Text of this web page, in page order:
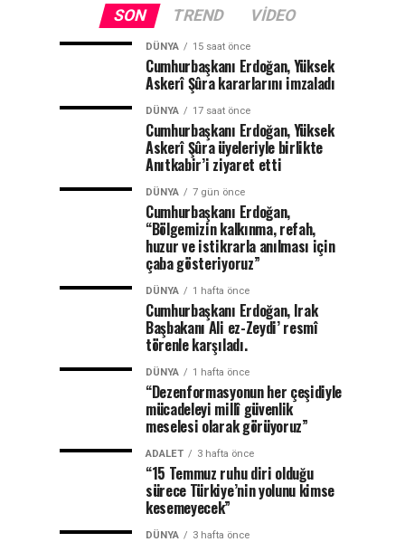
SON TREND VIDEO
DÜNYA 15 saat önce
Cumhurbaşkanı Erdoğan, Yüksek
Askerî Şûra kararlarını imzaladı
DÜNYA 17 saat önce
Cumhurbaşkanı Erdoğan, Yüksek
Askerî Şûra üyeleriyle birlikte
Anıtkabir’i ziyaret etti
DÜNYA 7 gün önce
Cumhurbaşkanı Erdoğan,
“Bölgemizin kalkınma, refah,
huzur ve istikrarla anılması için
çaba gösteriyoruz”
DÜNYA 1 hafta önce
Cumhurbaşkanı Erdoğan, Irak
Başbakanı Ali ez-Zeydi’ resmî
törenle karşıladı.
DÜNYA 1 hafta önce
“Dezenformasyonun her çeşidiyle
mücadeleyi millî güvenlik
meselesi olarak görüyoruz”
ADALET 3 hafta önce
“15 Temmuz ruhu diri olduğu
sürece Türkiye’nin yolunu kimse
kesemeyecek”
DÜNYA 3 hafta önce